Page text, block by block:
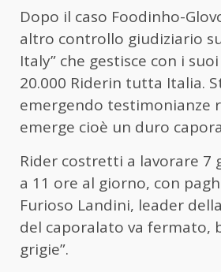
Dopo il caso Foodinho-
altro controllo giudiziario
Italy” che gestisce con i
20.000 Riderin tutta Italia.
emergendo testimonianze
emerge cioè un duro
Rider costretti a lavorare 7
a 11 ore al giorno, con
Furioso Landini, leader
del caporalato va fermato,
grigie”.